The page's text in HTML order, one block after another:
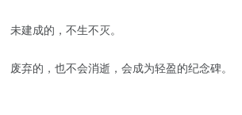
未建成的，不生不灭。
废弃的，也不会消逝，会成为轻盈的纪念碑。